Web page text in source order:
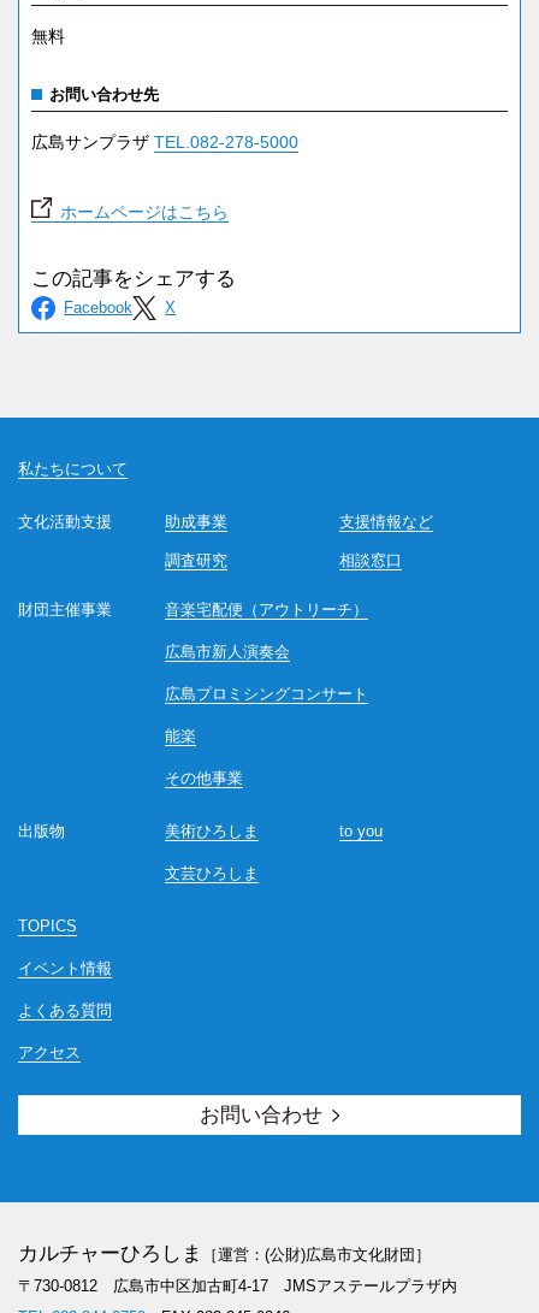
無料
お問い合わせ先
広島サンプラザ TEL.082-278-5000
ホームページはこちら
私たちについて
文化活動支援 助成事業
調査研究 相談窓口
支援情報など
財団主催事業 音楽宅配便（アウトリーチ）
広島市新人演奏会
広島プロミシングコンサート
能楽
その他事業
出版物 美術ひろしま
文芸ひろしま
to you
TOPICS
イベント情報
よくある質問
アクセス
お問い合わせ
カルチャーひろしま
［運営：(公財)広島市文化財団］
〒730-0812 広島市中区加古町4-17 JMSアステールプラザ内